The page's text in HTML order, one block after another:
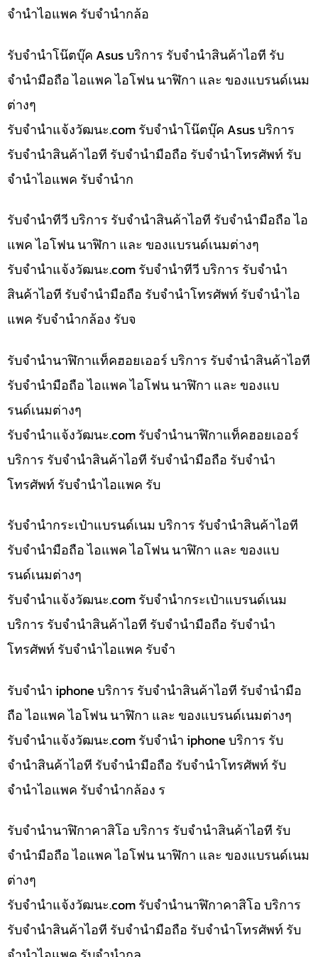
จำนำไอแพค รับจำนำกล้อ
รับจำนำโน๊ตบุ๊ค Asus บริการ รับจำนำสินค้าไอที รับ
จำนำมือถือ ไอแพค ไอโฟน นาฬิกา และ ของแบรนด์เนม
ต่างๆ
รับจํานําแจ้งวัฒนะ.com รับจำนำโน๊ตบุ๊ค Asus บริการ
รับจำนำสินค้าไอที รับจำนำมือถือ รับจำนำโทรศัพท์ รับ
จำนำไอแพค รับจำนำก
รับจำนำทีวี บริการ รับจำนำสินค้าไอที รับจำนำมือถือ ไอ
แพค ไอโฟน นาฬิกา และ ของแบรนด์เนมต่างๆ
รับจํานําแจ้งวัฒนะ.com รับจำนำทีวี บริการ รับจำนำ
สินค้าไอที รับจำนำมือถือ รับจำนำโทรศัพท์ รับจำนำไอ
แพค รับจำนำกล้อง รับจ
รับจำนำนาฬิกาแท็คฮอยเออร์ บริการ รับจำนำสินค้าไอที
รับจำนำมือถือ ไอแพค ไอโฟน นาฬิกา และ ของแบ
รนด์เนมต่างๆ
รับจํานําแจ้งวัฒนะ.com รับจำนำนาฬิกาแท็คฮอยเออร์
บริการ รับจำนำสินค้าไอที รับจำนำมือถือ รับจำนำ
โทรศัพท์ รับจำนำไอแพค รับ
รับจำนำกระเป๋าแบรนด์เนม บริการ รับจำนำสินค้าไอที
รับจำนำมือถือ ไอแพค ไอโฟน นาฬิกา และ ของแบ
รนด์เนมต่างๆ
รับจํานําแจ้งวัฒนะ.com รับจำนำกระเป๋าแบรนด์เนม
บริการ รับจำนำสินค้าไอที รับจำนำมือถือ รับจำนำ
โทรศัพท์ รับจำนำไอแพค รับจำ
รับจำนำ iphone บริการ รับจำนำสินค้าไอที รับจำนำมือ
ถือ ไอแพค ไอโฟน นาฬิกา และ ของแบรนด์เนมต่างๆ
รับจํานําแจ้งวัฒนะ.com รับจำนำ iphone บริการ รับ
จำนำสินค้าไอที รับจำนำมือถือ รับจำนำโทรศัพท์ รับ
จำนำไอแพค รับจำนำกล้อง ร
รับจำนำนาฬิกาคาสิโอ บริการ รับจำนำสินค้าไอที รับ
จำนำมือถือ ไอแพค ไอโฟน นาฬิกา และ ของแบรนด์เนม
ต่างๆ
รับจํานําแจ้งวัฒนะ.com รับจำนำนาฬิกาคาสิโอ บริการ
รับจำนำสินค้าไอที รับจำนำมือถือ รับจำนำโทรศัพท์ รับ